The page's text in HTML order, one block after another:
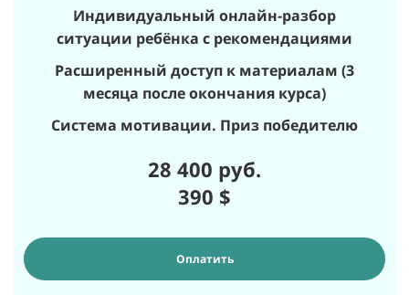
Индивидуальный онлайн-разбор
ситуации ребёнка с рекомендациями
Расширенный доступ к материалам (3
месяца после окончания курса)
Система мотивации. Приз победителю
28 400 руб.
390 $
Оплатить